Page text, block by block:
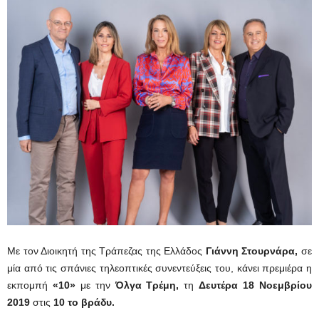
Με τον Διοικητή της Τράπεζας της Ελλάδος Γιάννη Στουρνάρα,σε
μία από τις σπάνιες τηλεοπτικές συνεντεύξεις του, κάνει πρεμιέρα η
εκπομπή «10» με τηνΌλγα Τρέμη,τηΔευτέρα 18 Νοεμβρίου
2019 στις 10 το βράδυ.